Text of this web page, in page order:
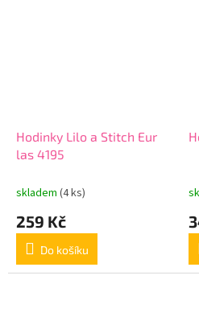
Hodinky Lilo a Stitch Eur
las 4195
skladem (4 ks)
259 Kč
Do košíku